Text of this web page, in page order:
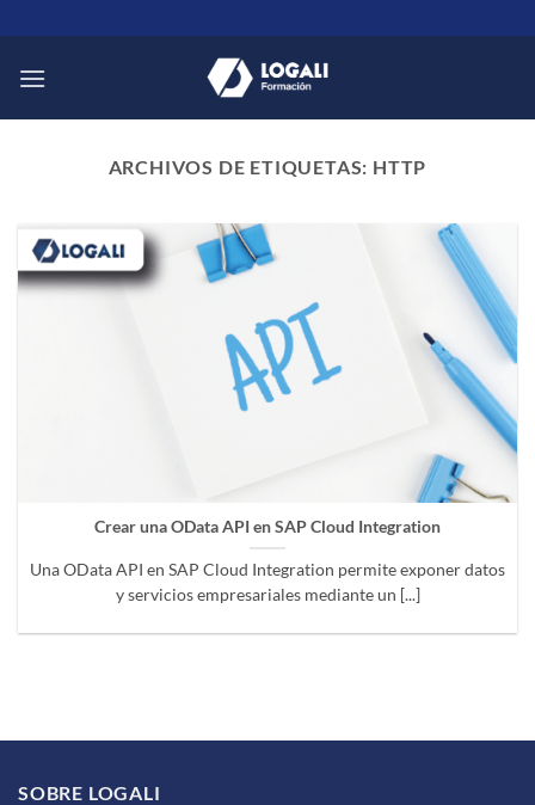
al
contenido
ARCHIVOS DE ETIQUETAS: HTTP
Crear una OData API en SAP Cloud Integration
Una OData API en SAP Cloud Integration permite exponer datos
y servicios empresariales mediante un [...]
SOBRE LOGALI